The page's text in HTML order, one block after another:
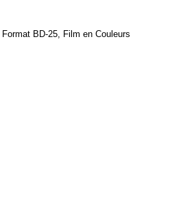
BD-25, Film en Couleurs